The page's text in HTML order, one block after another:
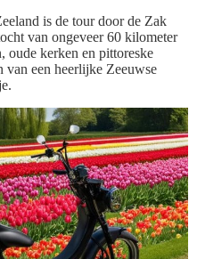
is de tour door de Zak
van ongeveer 60 kilometer
oude kerken en pittoreske
van een heerlijke Zeeuwse